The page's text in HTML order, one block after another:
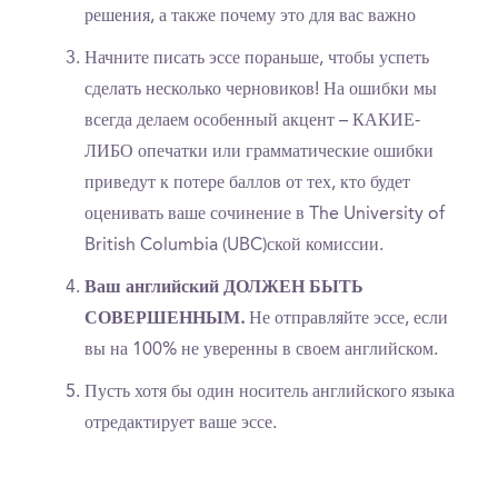
решения, а также почему это для вас важно
Начните писать эссе пораньше, чтобы успеть
сделать несколько черновиков! На ошибки мы
всегда делаем особенный акцент – КАКИЕ-
ЛИБО опечатки или грамматические ошибки
приведут к потере баллов от тех, кто будет
оценивать ваше сочинение в The University of
British Columbia (UBC)ской комиссии.
Ваш английский ДОЛЖЕН БЫТЬ
СОВЕРШЕННЫМ. Не отправляйте эссе, если
вы на 100% не уверенны в своем английском.
Пусть хотя бы один носитель английского языка
отредактирует ваше эссе.